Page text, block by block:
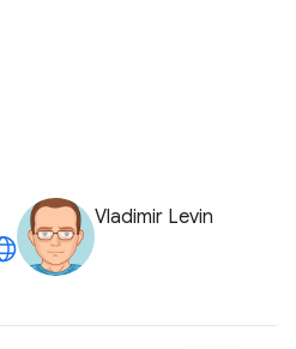
Vladimir Levin